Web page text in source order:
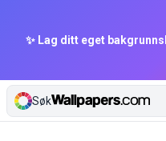
✨ Lag ditt eget
Søk